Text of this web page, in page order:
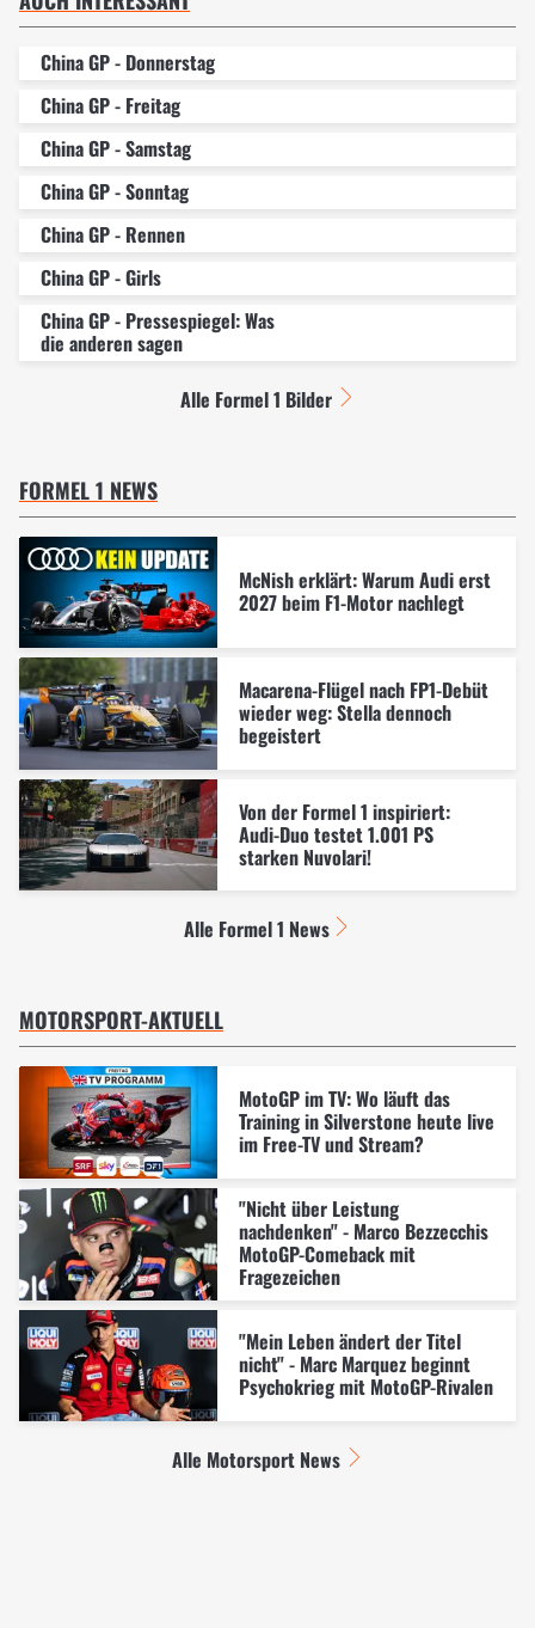
China GP - Donnerstag
China GP - Freitag
China GP - Samstag
China GP - Sonntag
China GP - Rennen
China GP - Girls
China GP - Pressespiegel: Was
die anderen sagen
Alle Formel 1 Bilder
FORMEL 1 NEWS
McNish erklärt: Warum Audi erst
2027 beim F1-Motor nachlegt
Macarena-Flügel nach FP1-Debüt
wieder weg: Stella dennoch
begeistert
Von der Formel 1 inspiriert:
Audi-Duo testet 1.001 PS
starken Nuvolari!
Alle Formel 1 News
MOTORSPORT-AKTUELL
MotoGP im TV: Wo läuft das
Training in Silverstone heute live
im Free-TV und Stream?
"Nicht über Leistung
nachdenken" - Marco Bezzecchis
MotoGP-Comeback mit
Fragezeichen
"Mein Leben ändert der Titel
nicht" - Marc Marquez beginnt
Psychokrieg mit MotoGP-Rivalen
Alle Motorsport News